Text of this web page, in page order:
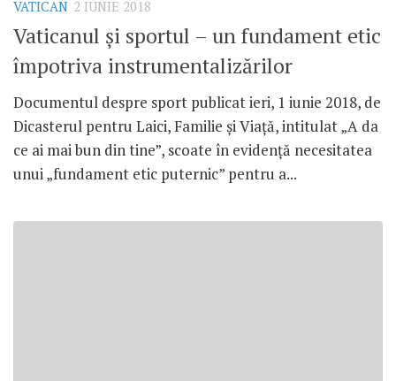
VATICAN 2 IUNIE 2018
Vaticanul și sportul – un fundament etic
împotriva instrumentalizărilor
Documentul despre sport publicat ieri, 1 iunie 2018, de
Dicasterul pentru Laici, Familie și Viață, intitulat „A da
ce ai mai bun din tine”, scoate în evidență necesitatea
unui „fundament etic puternic” pentru a...